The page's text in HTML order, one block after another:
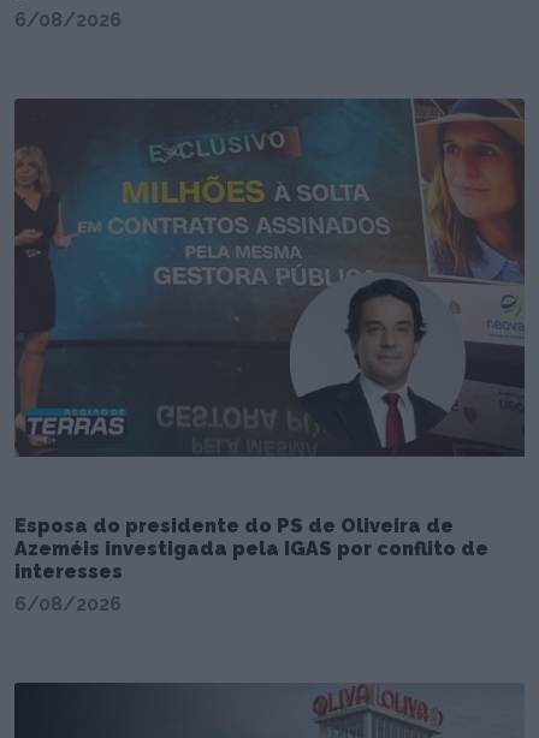
6/08/2026
Esposa do presidente do PS de Oliveira de
Azeméis investigada pela IGAS por conflito de
interesses
6/08/2026